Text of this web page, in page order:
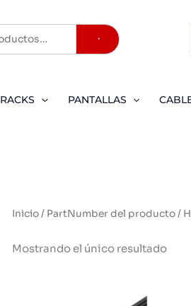
Buscar
RACKS PANTALLAS
Inicio/ PartNumber del producto /
Mostrando el único resultado